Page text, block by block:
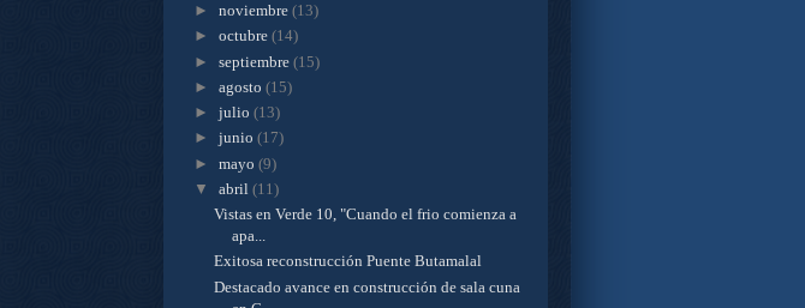
►noviembre(13)
►octubre(14)
►septiembre(15)
►agosto(15)
►julio(13)
►junio(17)
►mayo(9)
▼abril(11)
Vistas en Verde 10, "Cuando el frio comienza a
apa...
Exitosa reconstrucción Puente Butamalal
Destacado avance en construcción de sala cuna